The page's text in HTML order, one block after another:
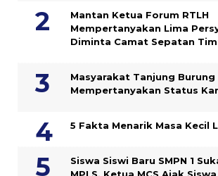
Mantan Ketua Forum RTLH
Mempertanyakan Lima
Diminta Camat Sepatan
Masyarakat Tanjung Burung
Mempertanyakan Status
5 Fakta Menarik Masa Kecil
Siswa Siswi Baru SMPN 1